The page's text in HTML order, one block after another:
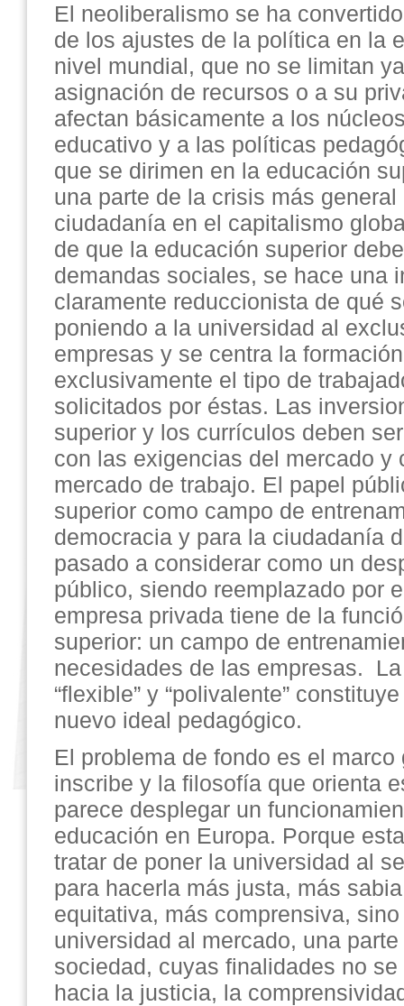
El neoliberalismo se ha
de los ajustes de la política en la
nivel mundial, que no se limitan
asignación de recursos o a su
afectan básicamente a los
educativo y a las políticas
que se dirimen en la educación
una parte de la crisis más
ciudadanía en el capitalismo
de que la educación superior
demandas sociales, se hace una
claramente reduccionista de qué
poniendo a la universidad al
empresas y se centra la
exclusivamente el tipo de
solicitados por éstas. Las
superior y los currículos deben
con las exigencias del mercado y
mercado de trabajo. El papel
superior como campo de
democracia y para la ciudadanía
pasado a considerar como un
público, siendo reemplazado por
empresa privada tiene de la
superior: un campo de
necesidades de las empresas.
“flexible” y “polivalente”
nuevo ideal pedagógico.
El problema de fondo es el
inscribe y la filosofía que orienta
parece desplegar un
educación en Europa. Porque
tratar de poner la universidad al
para hacerla más justa, más
equitativa, más comprensiva,
universidad al mercado, una
sociedad, cuyas finalidades no
hacia la justicia, la